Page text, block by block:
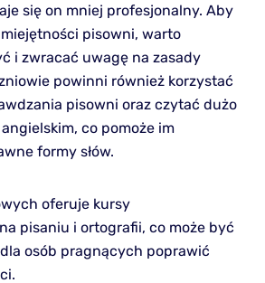
się on mniej profesjonalny. Aby
pisowni, warto
i zwracać uwagę na zasady
powinni również korzystać
pisowni oraz czytać dużo
co pomoże im
formy słów.
oferuje kursy
pisaniu i ortografii, co może być
osób pragnących poprawić